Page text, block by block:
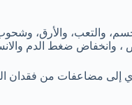
والتعب، والأرق،
، وانخفاض ضغط الدم
إلى مضاعفات من فقدان